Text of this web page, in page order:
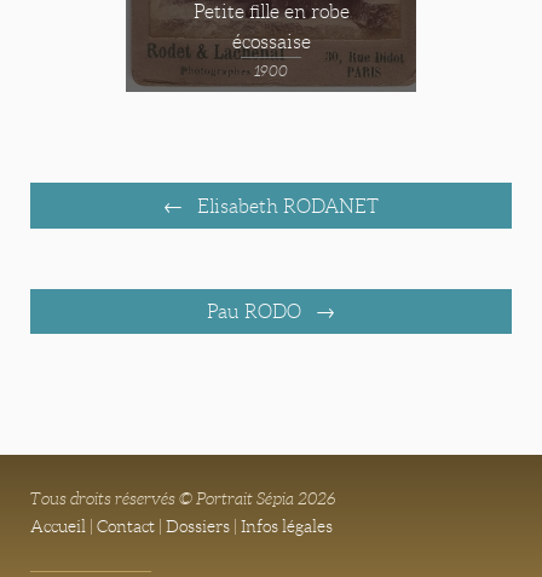
Petite fille en robe
écossaise
1900
Elisabeth RODANET
Pau RODO
Tous droits réservés © Portrait Sépia 2026
Accueil Contact Dossiers Infos légales